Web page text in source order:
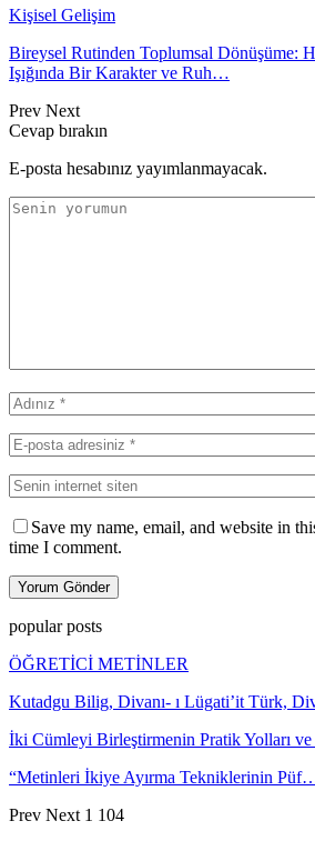
Kişisel Gelişim
Bireysel Rutinden Toplumsal Dönüşüme:
Işığında Bir Karakter ve Ruh…
Prev Next
Cevap bırakın
E-posta hesabınız yayımlanmayacak.
Save my name, email, and website in
time I comment.
popular posts
ÖĞRETİCİ METİNLER
Kutadgu Bilig, Divanı- ı Lügati’it Türk,
İki Cümleyi Birleştirmenin Pratik Yolları
“Metinleri İkiye Ayırma Tekniklerinin
Prev Next 1 104